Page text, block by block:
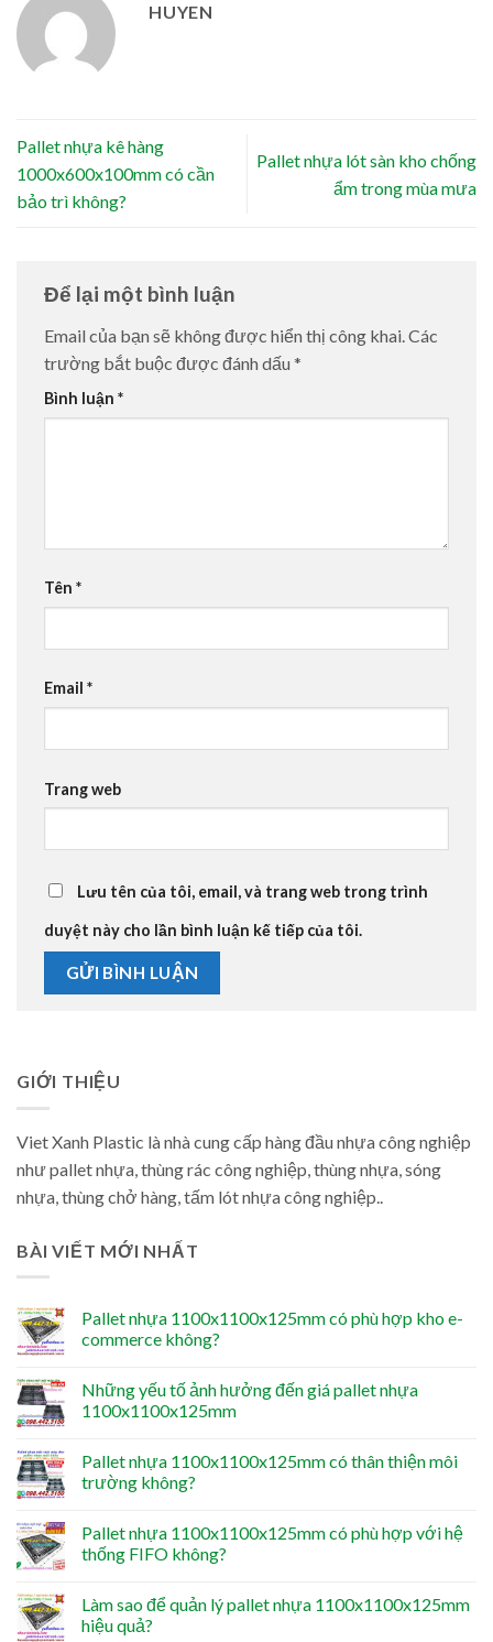
HUYEN
Pallet nhựa kê hàng
1000x600x100mm có cần
bảo trì không?
Pallet nhựa lót sàn kho chống
ẩm trong mùa mưa
Để lại một bình luận
Email của bạn sẽ không được hiển thị công khai.Các
trường bắt buộc được đánh dấu *
Bình luận *
Tên *
Email *
Trang web
Lưu tên của tôi, email, và trang web trong trình
duyệt này cho lần bình luận kế tiếp của tôi.
GIỚI THIỆU
Viet Xanh Plastic là nhà cung cấp hàng đầu nhựa công nghiệp
như pallet nhựa, thùng rác công nghiệp, thùng nhựa, sóng
nhựa, thùng chở hàng, tấm lót nhựa công nghiệp..
BÀI VIẾT MỚI NHẤT
Pallet nhựa 1100x1100x125mm có phù hợp kho e-
commerce không?
Những yếu tố ảnh hưởng đến giá pallet nhựa
1100x1100x125mm
Pallet nhựa 1100x1100x125mm có thân thiện môi
trường không?
Pallet nhựa 1100x1100x125mm có phù hợp với hệ
thống FIFO không?
Làm sao để quản lý pallet nhựa 1100x1100x125mm
hiệu quả?